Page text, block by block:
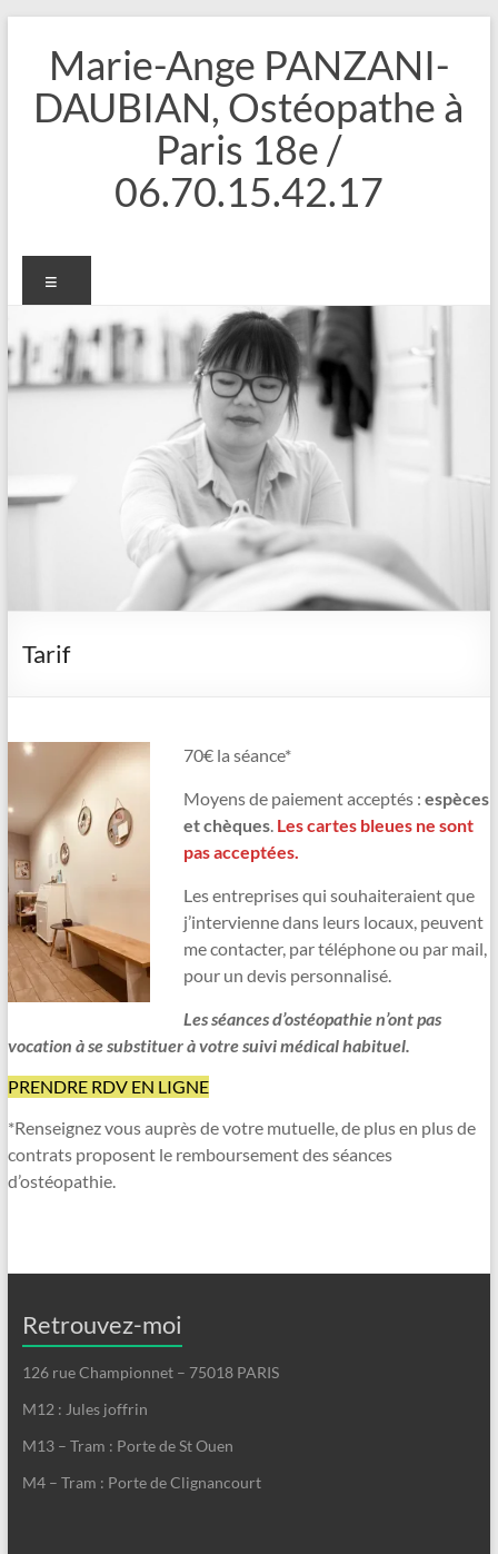
contenuMarie-Ange PANZANI-
DAUBIAN, Ostéopathe à
Paris 18e /
06.70.15.42.17
Tarif
70€ la séance*
Moyens de paiement acceptés : espèces
et chèques. Les cartes bleues ne sont
pas acceptées.
Les entreprises qui souhaiteraient que
j’intervienne dans leurs locaux, peuvent
me contacter, par téléphone ou par mail,
pour un devis personnalisé.
Les séances d’ostéopathie n’ont pas
vocation à se substituer à votre suivi médical habituel.
PRENDRE RDV EN LIGNE
*Renseignez vous auprès de votre mutuelle, de plus en plus de
contrats proposent le remboursement des séances
d’ostéopathie.
Retrouvez-moi
126 rue Championnet – 75018 PARIS
M12 : Jules joffrin
M13 – Tram : Porte de St Ouen
M4 – Tram : Porte de Clignancourt